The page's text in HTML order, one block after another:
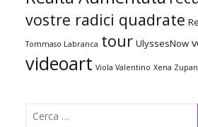
vostre radici quadrate
Tommaso Labranca tour UlyssesNow
videoart Viola Valentino Xena